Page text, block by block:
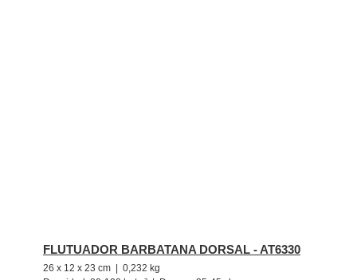
FLUTUADOR BARBATANA DORSAL - AT6330
26 x 12 x 23 cm | 0,232 kg